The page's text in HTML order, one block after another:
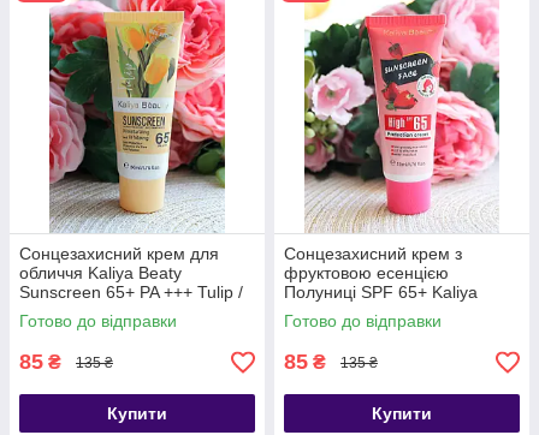
Сонцезахисний крем для
обличчя Kaliya Beaty
Sunscreen 65+ PA +++ Tulip /
Тюльпан
Готово до відправки
85 ₴ 135 ₴
Купити
Сонцезахисний крем з
фруктовою есенцією
Полуниці SPF 65+ Kaliya
Beauty, 50ml
Готово до відправки
85 ₴ 135 ₴
Купити